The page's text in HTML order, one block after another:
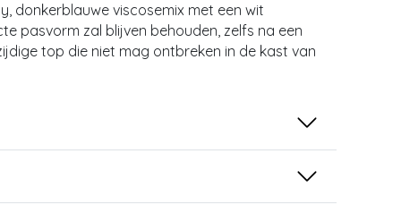
donkerblauwe viscosemix met een wit
pasvorm zal blijven behouden, zelfs na een
top die niet mag ontbreken in de kast van